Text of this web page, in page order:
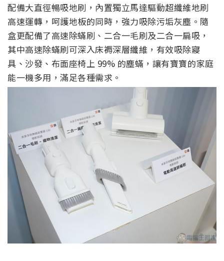
配備大直徑暢吸地刷，內置獨立馬達驅動超纖維地刷
高速運轉，呵護地板的同時，強力吸除污垢灰塵。隨
盒更配備了高速除蟎刷、二合一毛刷及二合一扁吸，
其中高速除蟎刷可深入床褥深層纖維，有效吸除寢
具、沙發、布面座椅上 99% 的塵蟎，讓有寶寶的家庭
能一機多用，滿足各種需求。